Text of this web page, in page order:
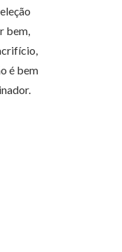
bem,
é bem